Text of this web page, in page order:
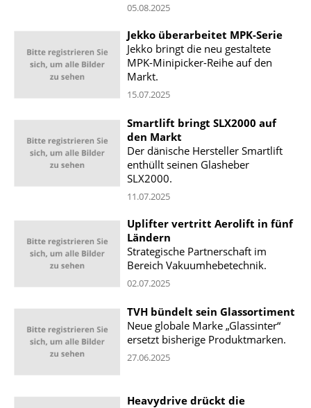
05.08.2025
Jekko überarbeitet MPK-Serie
Jekko bringt die neu gestaltete
MPK-Minipicker-Reihe auf den
Markt.
15.07.2025
Smartlift bringt SLX2000 auf
den Markt
Der dänische Hersteller Smartlift
enthüllt seinen Glasheber
SLX2000.
11.07.2025
Uplifter vertritt Aerolift in fünf
Ländern
Strategische Partnerschaft im
Bereich Vakuumhebetechnik.
02.07.2025
TVH bündelt sein Glassortiment
Neue globale Marke „Glassinter“
ersetzt bisherige Produktmarken.
27.06.2025
Heavydrive drückt die